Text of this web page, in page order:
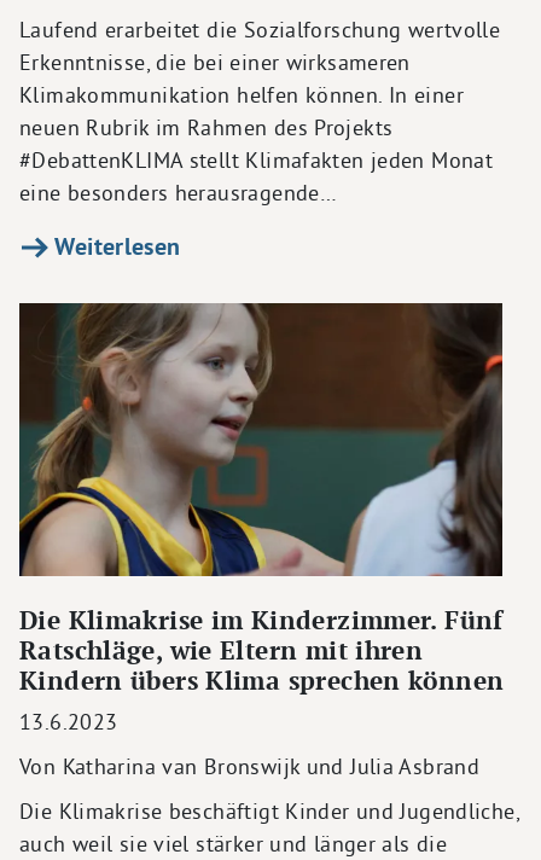
Laufend erarbeitet die Sozialforschung wertvolle
Erkenntnisse, die bei einer wirksameren
Klimakommunikation helfen können. In einer
neuen Rubrik im Rahmen des Projekts
#DebattenKLIMA stellt Klimafakten jeden Monat
eine besonders herausragende…
Weiterlesen
Die Klimakrise im Kinderzimmer. Fünf
Ratschläge, wie Eltern mit ihren
Kindern übers Klima sprechen können
13.6.2023
Von Katharina van Bronswijk und Julia Asbrand
Die Klimakrise beschäftigt Kinder und Jugendliche,
auch weil sie viel stärker und länger als die